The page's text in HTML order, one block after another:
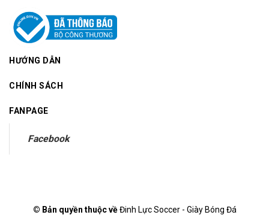
HƯỚNG DẪN
CHÍNH SÁCH
FANPAGE
Facebook
© Bản quyền thuộc vềĐinh Lực Soccer - Giày Bóng Đá